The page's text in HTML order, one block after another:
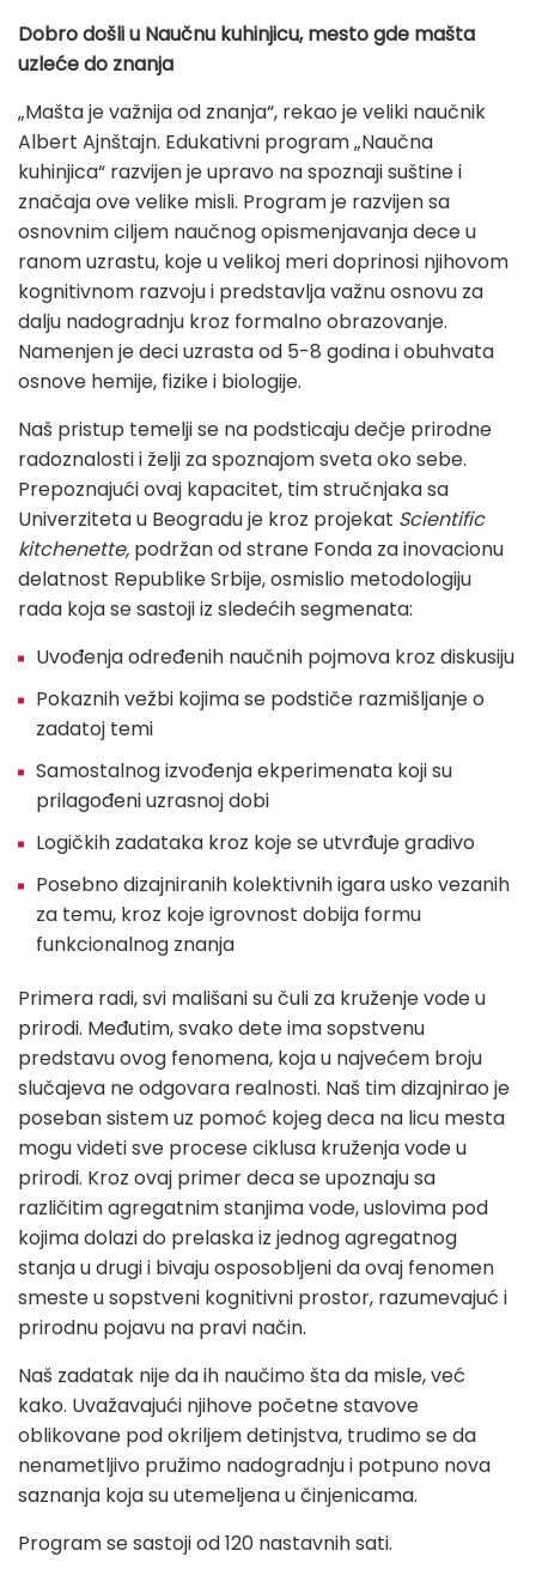
Dobro došli u Naučnu kuhinjicu, mesto gde mašta
uzleće do znanja
„Mašta je važnija od znanja“, rekao je veliki naučnik
Albert Ajnštajn. Edukativni program „Naučna
kuhinjica“ razvijen je upravo na spoznaji suštine i
značaja ove velike misli. Program je razvijen sa
osnovnim ciljem naučnog opismenjavanja dece u
ranom uzrastu, koje u velikoj meri doprinosi njihovom
kognitivnom razvoju i predstavlja važnu osnovu za
dalju nadogradnju kroz formalno obrazovanje.
Namenjen je deci uzrasta od 5-8 godina i obuhvata
osnove hemije, fizike i biologije.
Naš pristup temelji se na podsticaju dečje prirodne
radoznalosti i želji za spoznajom sveta oko sebe.
Prepoznajući ovaj kapacitet, tim stručnjaka sa
Univerziteta u Beogradu je kroz projekat Scientific
kitchenette, podržan od strane Fonda za inovacionu
delatnost Republike Srbije, osmislio metodologiju
rada koja se sastoji iz sledećih segmenata:
Uvođenja određenih naučnih pojmova kroz diskusiju
Pokaznih vežbi kojima se podstiče razmišljanje o
zadatoj temi
Samostalnog izvođenja ekperimenata koji su
prilagođeni uzrasnoj dobi
Logičkih zadataka kroz koje se utvrđuje gradivo
Posebno dizajniranih kolektivnih igara usko vezanih
za temu, kroz koje igrovnost dobija formu
funkcionalnog znanja
Primera radi, svi mališani su čuli za kruženje vode u
prirodi. Međutim, svako dete ima sopstvenu
predstavu ovog fenomena, koja u najvećem broju
slučajeva ne odgovara realnosti. Naš tim dizajnirao je
poseban sistem uz pomoć kojeg deca na licu mesta
mogu videti sve procese ciklusa kruženja vode u
prirodi. Kroz ovaj primer deca se upoznaju sa
različitim agregatnim stanjima vode, uslovima pod
kojima dolazi do prelaska iz jednog agregatnog
stanja u drugi i bivaju osposobljeni da ovaj fenomen
smeste u sopstveni kognitivni prostor, razumevajuć i
prirodnu pojavu na pravi način.
Naš zadatak nije da ih naučimo šta da misle, već
kako. Uvažavajući njihove početne stavove
oblikovane pod okriljem detinjstva, trudimo se da
nenametljivo pružimo nadogradnju i potpuno nova
saznanja koja su utemeljena u činjenicama.
Program se sastoji od 120 nastavnih sati.